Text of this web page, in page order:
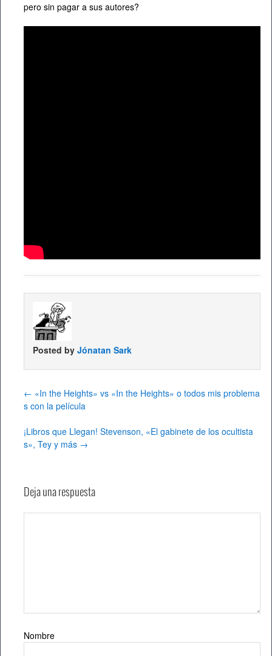
pero sin pagar a sus autores?
Posted by Jónatan Sark
← «In the Heights» vs «In the Heights» o todos mis problema
s con la película
¡Libros que Llegan! Stevenson, «El gabinete de los ocultista
s», Tey y más →
Deja una respuesta
Nombre